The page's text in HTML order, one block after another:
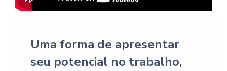
Uma forma de apresentar
seu potencial no trabalho,